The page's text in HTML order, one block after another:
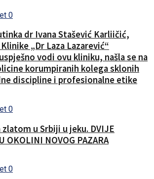
0
dr Ivana Stašević Karliičić,
„Dr Laza Lazarević“
vodi ovu kliniku, našla se na
korumpiranih kolega sklonih
discipline i profesionalne etike
0
u Srbiji u jeku. DVIJE
OKOLINI NOVOG PAZARA
0